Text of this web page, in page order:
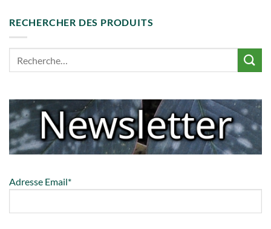
RECHERCHER DES PRODUITS
Adresse Email*